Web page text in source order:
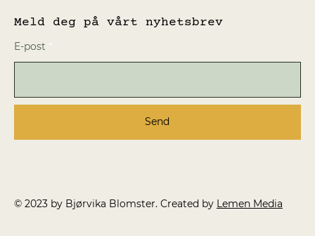
Meld deg på vårt nyhetsbrev
E-post
Send
© 2023 by Bjørvika Blomster. Created by Lemen Media